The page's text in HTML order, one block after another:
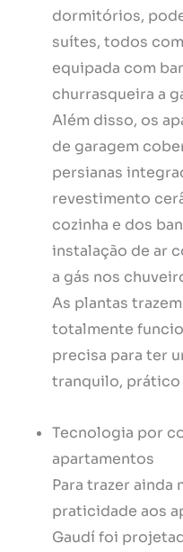
dormitórios,
suítes, todos
equipada com
churrasqueira a
Além disso, os
de garagem
persianas
revestimento
cozinha e dos
instalação de ar
a gás nos
As plantas
totalmente
precisa para ter
tranquilo,
Tecnologia por
apartamentos
Para trazer ainda
praticidade aos
Gaudí foi